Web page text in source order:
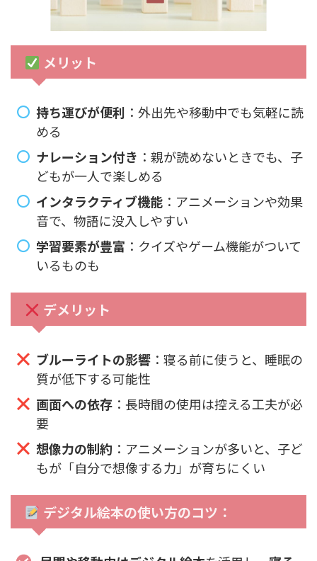
メリット
持ち運びが便利 ：外出先や移動中でも気軽に読
める
ナレーション付き ：親が読めないときでも、子
どもが一人で楽しめる
インタラクティブ機能 ：アニメーションや効果
音で、物語に没入しやすい
学習要素が豊富 ：クイズやゲーム機能がついて
いるものも
デメリット
ブルーライトの影響 ：寝る前に使うと、睡眠の
質が低下する可能性
画面への依存 ：長時間の使用は控える工夫が必
要
想像力の制約 ：アニメーションが多いと、子ど
もが「自分で想像する力」が育ちにくい
デジタル絵本の使い方のコツ：